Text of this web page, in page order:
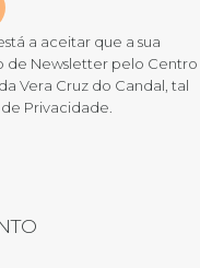
a aceitar que a sua
de Newsletter pelo Centro
Vera Cruz do Candal, tal
Privacidade.